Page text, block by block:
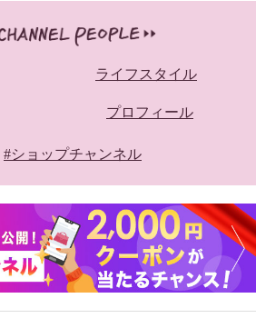
ライフスタイル
プロフィール
#ショップチャンネル